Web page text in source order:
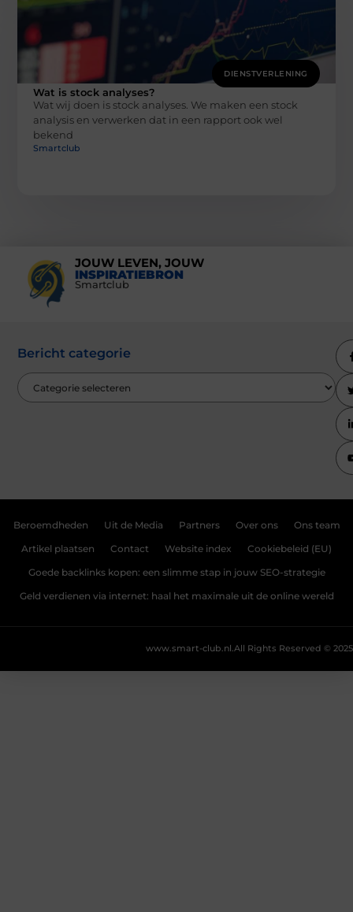
DIENSTVERLENING
Wat is stock analyses?
Wat wij doen is stock analyses. We maken een stock
analysis en verwerken dat in een rapport ook wel
bekend
Smartclub
JOUW LEVEN, JOUW
INSPIRATIEBRON
Smartclub
Bericht categorie
Beroemdheden Uit de Media Partners Over ons Ons team
Artikel plaatsen Contact Website index Cookiebeleid (EU)
Goede backlinks kopen: een slimme stap in jouw SEO-strategie
Geld verdienen via internet: haal het maximale uit de online wereld
All Rights Reserved © 2025
www.smart-club.nl.